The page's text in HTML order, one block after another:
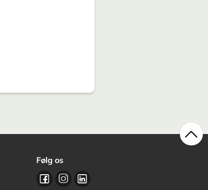
Følg os